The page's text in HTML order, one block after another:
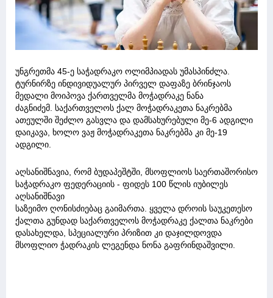
უნგრეთმა 45-ე საჭადრაკო ოლიმპიადას უმასპინძლა.
ტურნირზე ინდივიდუალურ პირველ დაფაზე ბრინჯაოს
მედალი მოიპოვა ქართველმა მოჭადრაკე ნანა
ძაგნიძემ. საქართველოს ქალ მოჭადრაკეთა ნაკრებმა
ათეულში შეძლო გასვლა და დამსახურებული მე-6 ადგილი
დაიკავა, ხოლო ვაჟ მოჭადრაკეთა ნაკრებმა კი მე-19
ადგილი.
აღსანიშნავია, რომ ბუდაპეშტში, მსოფლიოს საერთაშორისო
საჭადრაკო ფედერაციის - ფიდეს 100 წლის იუბილეს
აღსანიშნავი
საზეიმო ღონისძიებაც გაიმართა. ყველა დროის საუკეთესო
ქალთა გუნდად საქართველოს მოჭადრაკე ქალთა ნაკრები
დასახელდა, სპეციალური პრიზით კი დაჯილდოვდა
მსოფლიო ჭადრაკის ლეგენდა ნონა გაფრინდაშვილი.